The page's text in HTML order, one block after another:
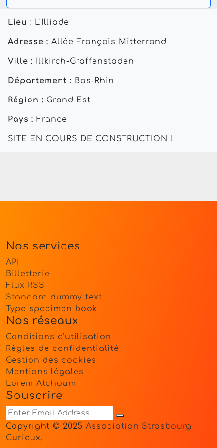
Lieu : L'Illiade
Adresse : Allée François Mitterrand
Ville : Illkirch-Graffenstaden
Département : Bas-Rhin
Région : Grand Est
Pays : France
SITE EN COURS DE CONSTRUCTION !
Nos services
API
Billetterie
Flux RSS
Standard dummy text
Type specimen book
Nos réseaux
Conditions d'utilisation
Règles de confidentialité
Gestion des cookies
Mentions légales
Lorem Atchoum
Souscrire
Copyright © 2025 Association Strasbourg
Curieux.